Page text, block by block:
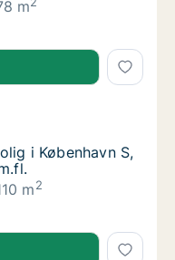
m
i Holbæk
i København S,
i København S,
i København S,
m2
i København S,
S, Valby eller